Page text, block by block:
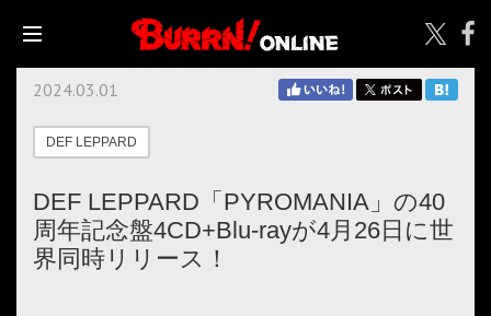
2024.03.01
DEF LEPPARD
DEF LEPPARD「PYROMANIA」の40
周年記念盤4CD+Blu-rayが4月26日に世
界同時リリース！